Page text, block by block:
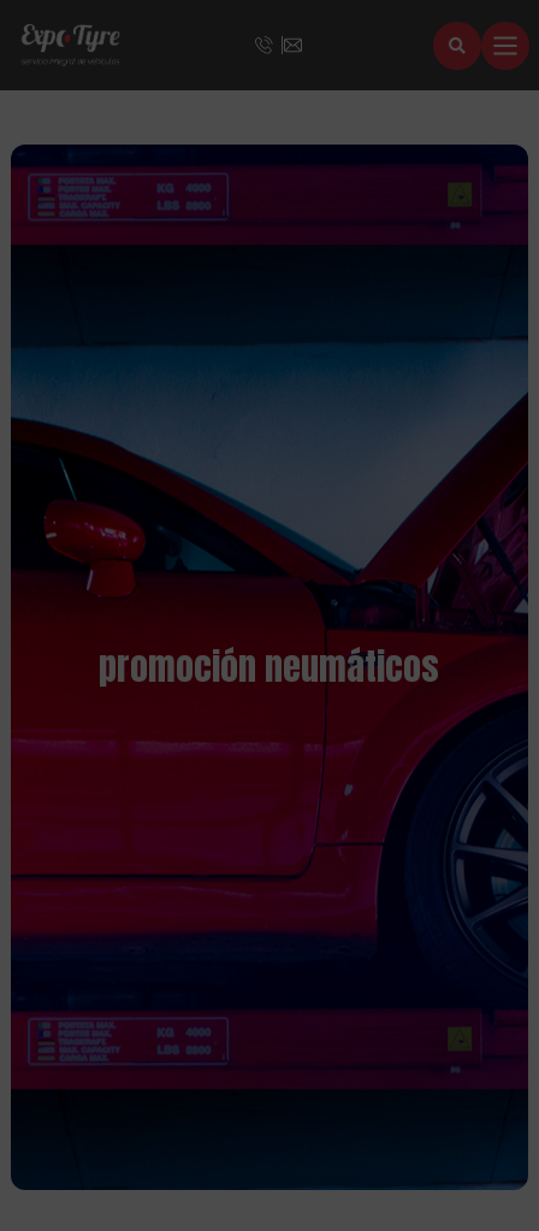
promoción neumáticos